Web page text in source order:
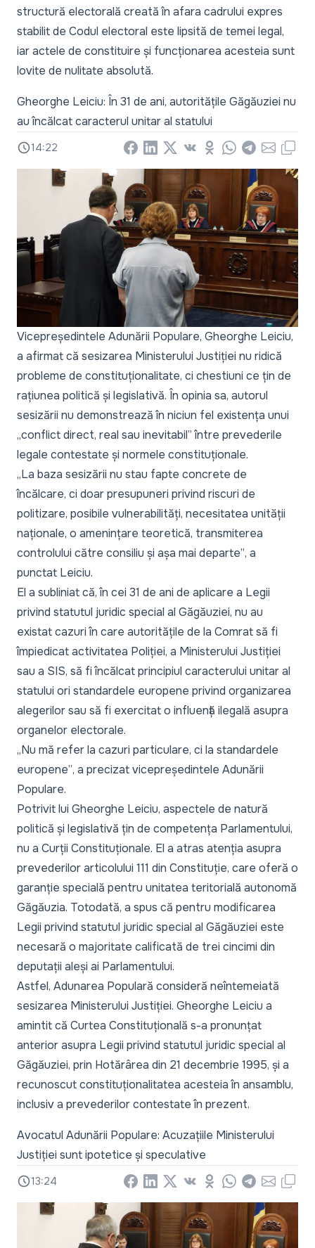
structură electorală creată în afara cadrului expres
stabilit de Codul electoral este lipsită de temei legal,
iar actele de constituire și funcționarea acesteia sunt
lovite de nulitate absolută.
Gheorghe Leiciu: În 31 de ani, autoritățile Găgăuziei nu
au încălcat caracterul unitar al statului
14:22 Facebook
LinkedIn
X Vkontakte
Odnoklassniki
WhatsApp
Telegram
EmailCopy
Vicepreședintele Adunării Populare, Gheorghe Leiciu,
a afirmat că sesizarea Ministerului Justiției nu ridică
probleme de constituționalitate, ci chestiuni ce țin de
rațiunea politică și legislativă. În opinia sa, autorul
sesizării nu demonstrează în niciun fel existența unui
„conflict direct, real sau inevitabil”între prevederile
legale contestate și normele constituționale.
„La baza sesizării nu stau fapte concrete de
încălcare, ci doar presupuneri privind riscuri de
politizare, posibile vulnerabilități, necesitatea unității
naționale, o amenințare teoretică, transmiterea
controlului către consiliu și așa mai departe”, a
punctat Leiciu.
El a subliniat că, în cei 31 de ani de aplicare a Legii
privind statutul juridic special al Găgăuziei, nu au
existat cazuri în care autoritățile de la Comrat să fi
împiedicat activitatea Poliției, a Ministerului Justiției
sau a SIS, să fi încălcat principiul caracterului unitar al
statului ori standardele europene privind organizarea
alegerilor sau să fi exercitat o influență ilegală asupra
organelor electorale.
„Nu mă refer la cazuri particulare, ci la standardele
europene”, a precizat vicepreședintele Adunării
Populare.
Potrivit lui Gheorghe Leiciu, aspectele de natură
politică și legislativă țin de competența Parlamentului,
nu a Curții Constituționale. El a atras atenția asupra
prevederilor articolului 111 din Constituție, care oferă o
garanție specială pentru unitatea teritorială autonomă
Găgăuzia. Totodată, a spus că pentru modificarea
Legii privind statutul juridic special al Găgăuziei este
necesară o majoritate calificată de trei cincimi din
deputații aleși ai Parlamentului.
Astfel, Adunarea Populară consideră neîntemeiată
sesizarea Ministerului Justiției. Gheorghe Leiciu a
amintit că Curtea Constituțională s-a pronunțat
anterior asupra Legii privind statutul juridic special al
Găgăuziei, prin Hotărârea din 21 decembrie 1995, și a
recunoscut constituționalitatea acesteia în ansamblu,
inclusiv a prevederilor contestate în prezent.
Avocatul Adunării Populare: Acuzațiile Ministerului
Justiției sunt ipotetice și speculative
13:24 Facebook
LinkedIn
X Vkontakte
Odnoklassniki
WhatsApp
Telegram
EmailCopy